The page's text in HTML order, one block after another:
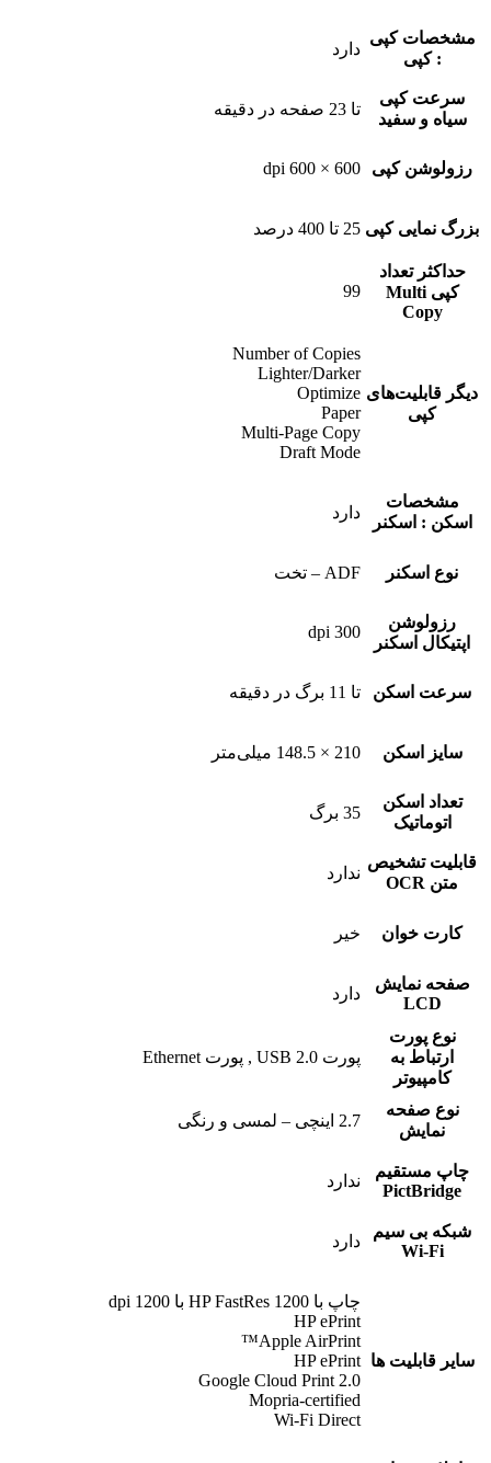
مشخصات کپی
: کپی
دارد
سرعت کپی
سیاه و سفید
تا 23 صفحه در دقیقه
رزولوشن کپی 600 × 600 dpi
بزرگ نمایی کپی 25 تا 400 درصد
حداکثر تعداد
کپی Multi
Copy
99
دیگر قابلیت‌های
کپی
Number of Copies
Lighter/Darker
Optimize
Paper
Multi-Page Copy
Draft Mode
مشخصات
اسکن : اسکنر
دارد
نوع اسکنر ADF – تخت
رزولوشن
اپتیکال اسکنر
300 dpi
سرعت اسکن تا 11 برگ در دقیقه
سایز اسکن 210 × 148.5 میلی‌متر
تعداد اسکن
اتوماتیک
35 برگ
قابلیت تشخیص
متن OCR
ندارد
کارت خوان خیر
صفحه نمایش
LCD
دارد
نوع پورت
ارتباط به
کامپیوتر
پورت USB 2.0 , پورت Ethernet
نوع صفحه
نمایش
2.7 اینچی – لمسی و رنگی
چاپ مستقیم
PictBridge
ندارد
شبکه بی سیم
Wi-Fi
دارد
سایر قابلیت ها
چاپ با HP FastRes 1200 با 1200 dpi
HP ePrint
Apple AirPrint™
HP ePrint
Google Cloud Print 2.0
Mopria-certified
Wi-Fi Direct